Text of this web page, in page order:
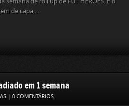
de capa,...
em 1 semana
| 0 COMENTÁRIOS